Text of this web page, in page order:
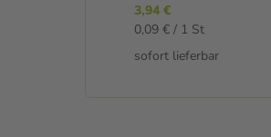
3,94 €
0,09 € / 1 St
sofort lieferbar